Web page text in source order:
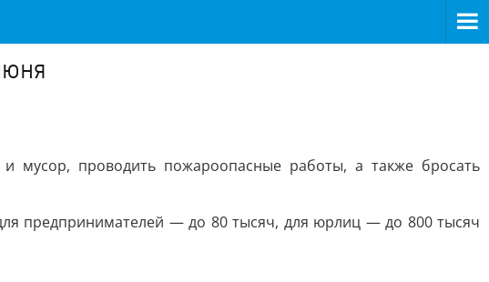
мусор, проводить пожароопасные работы, а также бросать
предпринимателей — до 80 тысяч, для юрлиц — до 800 тысяч